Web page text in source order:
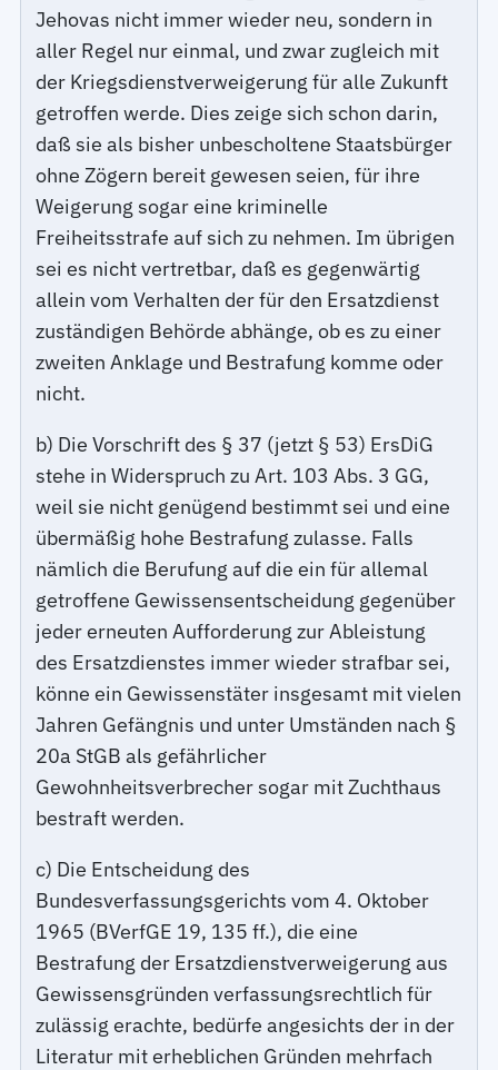
Jehovas nicht immer wieder neu, sondern in
aller Regel nur einmal, und zwar zugleich mit
der Kriegsdienstverweigerung für alle Zukunft
getroffen werde. Dies zeige sich schon darin,
daß sie als bisher unbescholtene Staatsbürger
ohne Zögern bereit gewesen seien, für ihre
Weigerung sogar eine kriminelle
Freiheitsstrafe auf sich zu nehmen. Im übrigen
sei es nicht vertretbar, daß es gegenwärtig
allein vom Verhalten der für den Ersatzdienst
zuständigen Behörde abhänge, ob es zu einer
zweiten Anklage und Bestrafung komme oder
nicht.
b) Die Vorschrift des § 37 (jetzt § 53) ErsDiG
stehe in Widerspruch zu Art. 103 Abs. 3 GG,
weil sie nicht genügend bestimmt sei und eine
übermäßig hohe Bestrafung zulasse. Falls
nämlich die Berufung auf die ein für allemal
getroffene Gewissensentscheidung gegenüber
jeder erneuten Aufforderung zur Ableistung
des Ersatzdienstes immer wieder strafbar sei,
könne ein Gewissenstäter insgesamt mit vielen
Jahren Gefängnis und unter Umständen nach §
20a StGB als gefährlicher
Gewohnheitsverbrecher sogar mit Zuchthaus
bestraft werden.
c) Die Entscheidung des
Bundesverfassungsgerichts vom 4. Oktober
1965 (BVerfGE 19, 135 ff.), die eine
Bestrafung der Ersatzdienstverweigerung aus
Gewissensgründen verfassungsrechtlich für
zulässig erachte, bedürfe angesichts der in der
Literatur mit erheblichen Gründen mehrfach